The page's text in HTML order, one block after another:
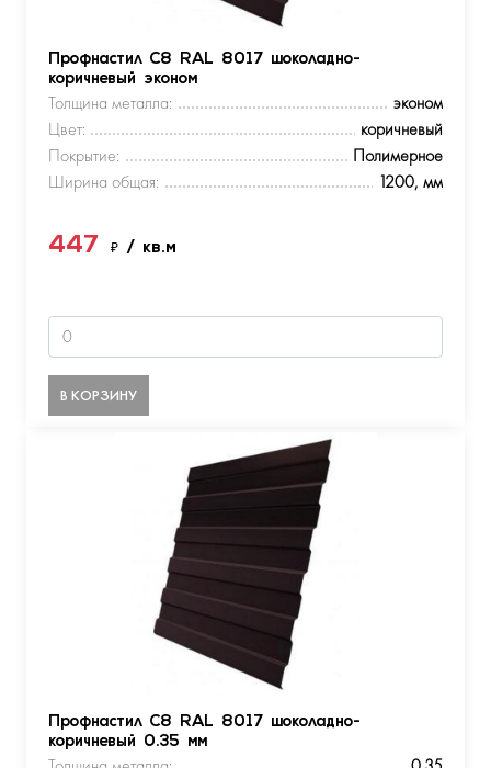
Профнастил С8 RAL 8017 шоколадно-
коричневый эконом
Толщина металла:
эконом
Цвет:
коричневый
Покрытие:
Полимерное
Ширина общая:
1200, мм
447 ₽ / кв.м
В КОРЗИНУ
Профнастил С8 RAL 8017 шоколадно-
коричневый 0.35 мм